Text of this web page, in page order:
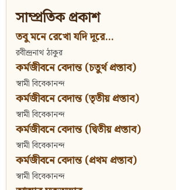
সাম্প্রতিক প্রকাশ
তবু মনে রেখো যদি দূরে...
রবীন্দ্রনাথ ঠাকুর
কর্মজীবনে বেদান্ত (চতুর্থ প্রস্তাব)
স্বামী বিবেকানন্দ
কর্মজীবনে বেদান্ত (তৃতীয় প্রস্তাব)
স্বামী বিবেকানন্দ
কর্মজীবনে বেদান্ত (দ্বিতীয় প্রস্তাব)
স্বামী বিবেকানন্দ
কর্মজীবনে বেদান্ত (প্রথম প্রস্তাব)
স্বামী বিবেকানন্দ